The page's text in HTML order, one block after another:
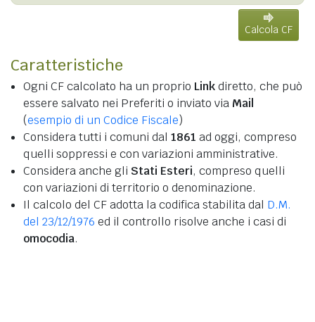
Calcola CF
Caratteristiche
Ogni CF calcolato ha un proprio Linkdiretto, che può
essere salvato nei Preferiti o inviato via Mail
(esempio di un Codice Fiscale)
Considera tutti i comuni dal 1861 ad oggi, compreso
quelli soppressi e con variazioni amministrative.
Considera anche gli Stati Esteri, compreso quelli
con variazioni di territorio o denominazione.
Il calcolo del CF adotta la codifica stabilita dal D.M.
del 23/12/1976 ed il controllo risolve anche i casi di
omocodia.